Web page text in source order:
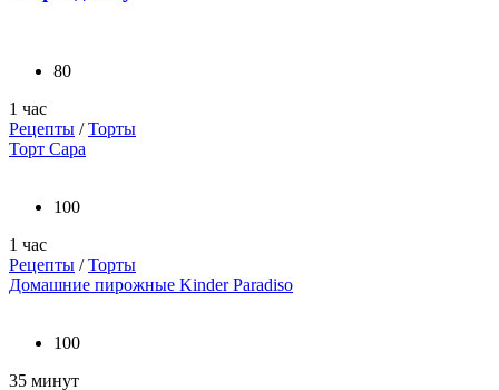
80
1 час
Рецепты /Торты
Торт Сара
100
1 час
Рецепты /Торты
Домашние пирожные Kinder Paradiso
100
35 минут